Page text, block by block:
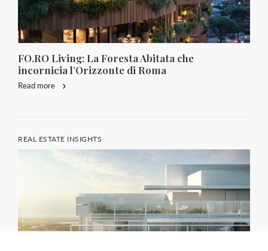
FO.RO Living: La Foresta Abitata che
incornicia l’Orizzonte di Roma
Read more
REAL ESTATE INSIGHTS